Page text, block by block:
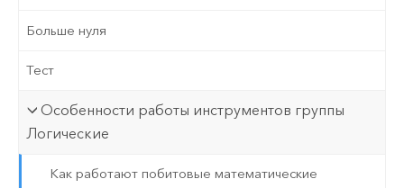
Больше нуля
Тест
Особенности работы инструментов группы
Логические
Как работают побитовые математические